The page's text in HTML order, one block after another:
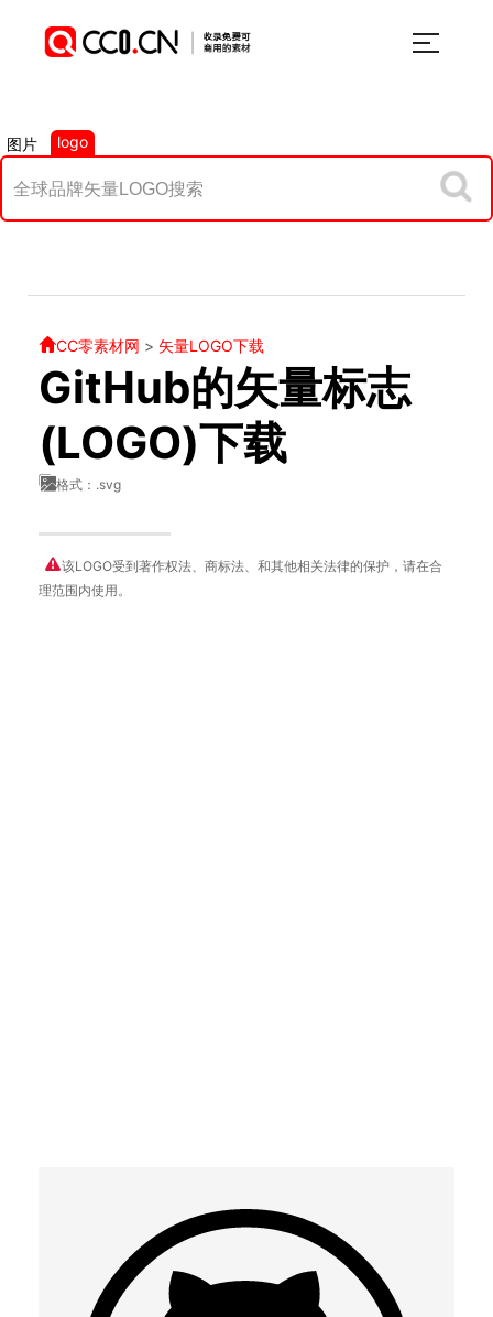
图片 logo
CC零素材网 > 矢量LOGO下载
GitHub的矢量标志
(LOGO)下载
格式：.svg
该LOGO受到著作权法、商标法、和其他相关法律的保护，请在合
理范围内使用。